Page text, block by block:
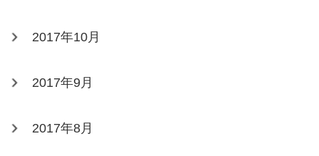
2017年10月
2017年9月
2017年8月